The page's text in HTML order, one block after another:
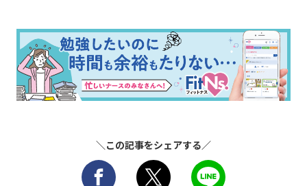
＼この記事をシェアする／